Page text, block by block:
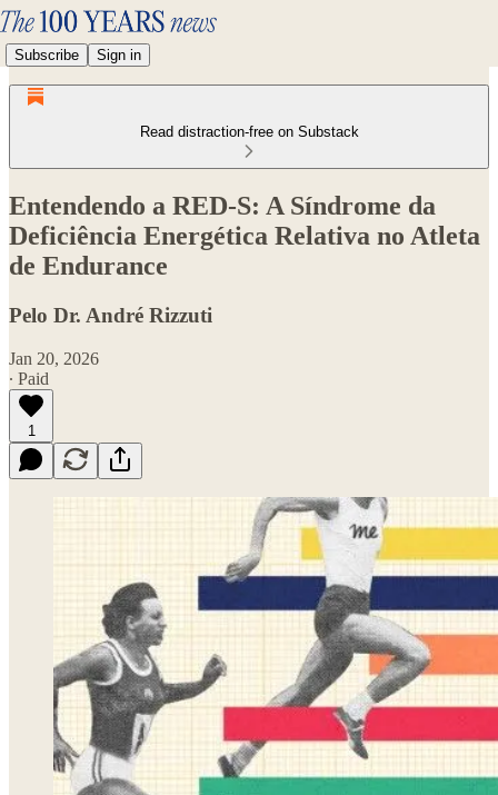
Subscribe Sign in
Read distraction-free on Substack
Entendendo a RED-S: A Síndrome da
Deficiência Energética Relativa no Atleta
de Endurance
Pelo Dr. André Rizzuti
Jan 20, 2026
∙ Paid
1